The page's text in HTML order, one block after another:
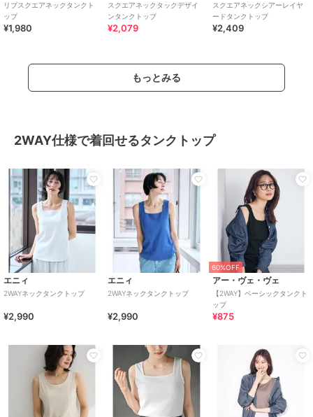
リブスクエアネックタンクト
ップ
¥1,980
スクエアネックタックデザイ
ンタンクトップ
¥2,079
スクエアネックシアーレイヤ
ードタンクトップ
¥2,409
もっとみる
2WAY仕様で着回せるタンクトップ
エニィ
2WAYネックタンクトップ
¥2,990
エニィ
2WAYネックタンクトップ
¥2,990
60%OFF
アー・ヴェ・ヴェ
【2WAY】ベーシックタンクト
ップ
¥875